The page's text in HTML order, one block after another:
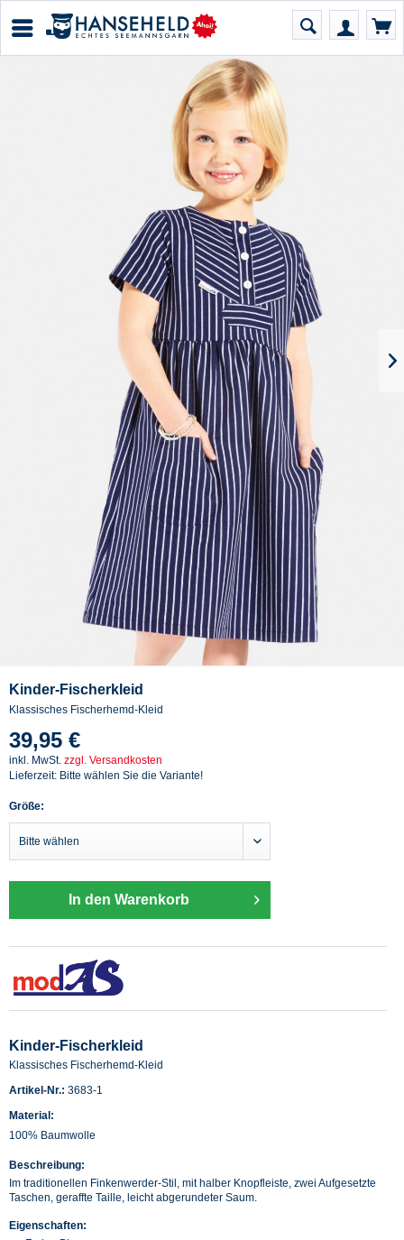
Kinder-Fischerkleid
Klassisches Fischerhemd-Kleid
39,95 €
inkl. MwSt. zzgl. Versandkosten
Lieferzeit: Bitte wählen Sie die Variante!
Größe:
In den Warenkorb
Kinder-Fischerkleid
Klassisches Fischerhemd-Kleid
Artikel-Nr.: 3683-1
Material:
100% Baumwolle
Beschreibung:
Im traditionellen Finkenwerder-Stil, mit halber Knopfleiste, zwei Aufgesetzte
Taschen, geraffte Taille, leicht abgerundeter Saum.
Eigenschaften: